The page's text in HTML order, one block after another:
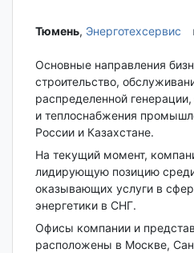
Тюмень‎, Энерготехсервис
Основные направления
строительство,
распределенной
и теплоснабжения
России и Казахстане.
На текущий момент,
лидирующую позицию
оказывающих услуги в
энергетики в СНГ.
Офисы компании и
расположены в Москве,